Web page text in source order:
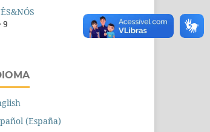
9
(España)